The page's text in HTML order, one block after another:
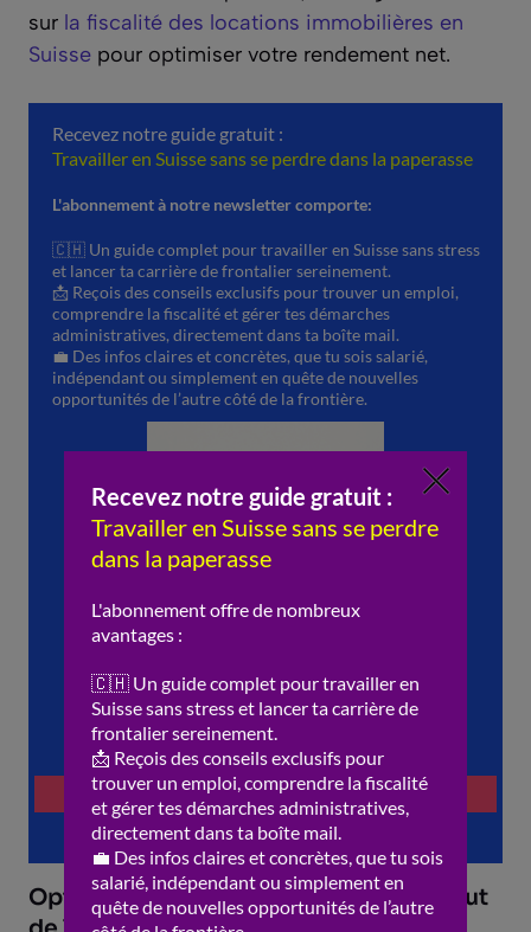
sur la fiscalité des locations immobilières en
Suisse pour optimiser votre rendement net.
Options d’investissement selon le statut